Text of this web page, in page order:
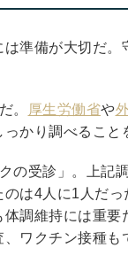
準備が大切だ
。 厚生労働省や
かり調べること
の受診」。上記
は4人に1人だ
調維持には重
ワクチン接種も